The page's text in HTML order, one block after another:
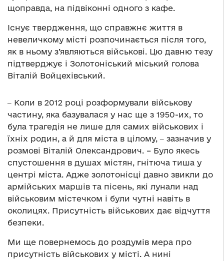
щоправда, на підвіконні одного з кафе.
Існує твердження, що справжнє життя в
невеличкому місті розпочинається після того,
як в ньому з’являються військові. Цю давню тезу
підтверджує і Золотоніський міський голова
Віталій Войцехівський.
‒ Коли в 2012 році розформували військову
частину, яка базувалася у нас ще з 1950-их, то
була трагедія не лише для самих військових і
їхніх родин, а й для міста в цілому, ‒ зазначив у
розмові Віталій Олександрович. – Було якесь
спустошення в душах містян, гнітюча тиша у
центрі міста. Адже золотонісці давно звикли до
армійських маршів та пісень, які лунали над
військовим містечком і були чутні навіть в
околицях. Присутність військових дає відчуття
безпеки.
Ми ще повернемось до роздумів мера про
присутність військових у місті. А нині